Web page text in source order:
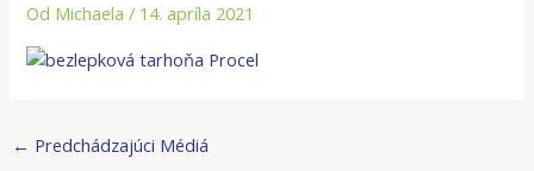
Od Michaela/ 14. apríla 2021
← Predchádzajúci Médiá